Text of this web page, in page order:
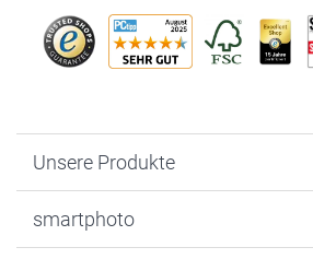
Unsere Produkte
Fotogeschenke
smartphoto